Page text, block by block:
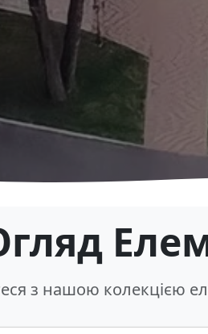
з нашою колекцією